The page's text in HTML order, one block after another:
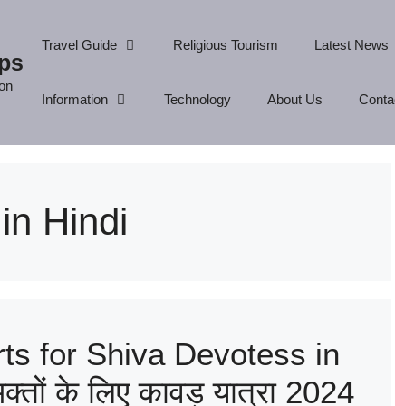
Travel Guide Religious Tourism Latest News
Information Technology About Us
Hindi
for Shiva Devotess in
के लिए कावड़ यात्रा 2024